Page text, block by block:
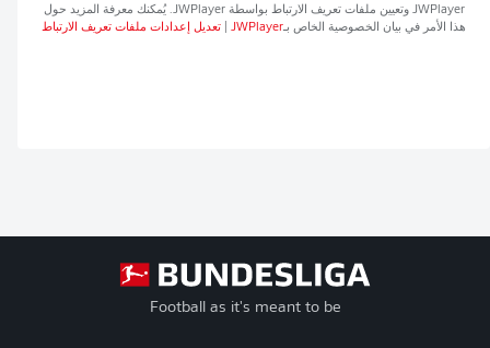
JWPlayer وتعيين ملفات تعريف الارتباط بواسطةJWPlayer. يُمكنك معرفة المزيد حول
هذا الأمر في بيان الخصوصية الخاص بـJWPlayer تعديل إعدادات ملفات تعريف الارتباط
Football as it's meant to be